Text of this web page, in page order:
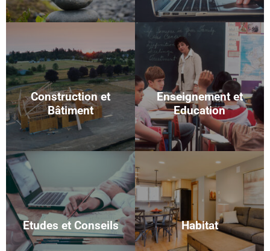
Construction et
Bâtiment
Enseignement et
Education
Etudes et Conseils Habitat